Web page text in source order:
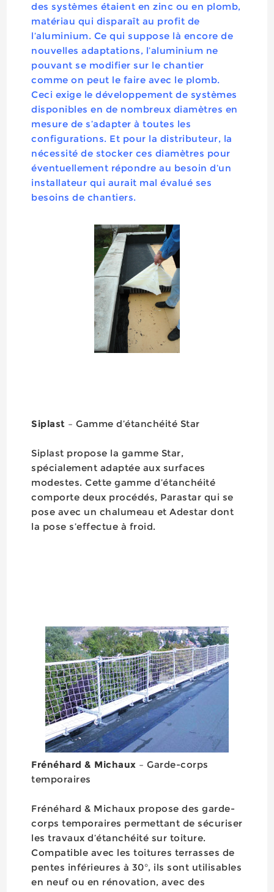
des systèmes étaient en zinc ou en plomb,
matériau qui disparaît au profit de
l’aluminium. Ce qui suppose là encore de
nouvelles adaptations, l’aluminium ne
pouvant se modifier sur le chantier
comme on peut le faire avec le plomb.
Ceci exige le développement de systèmes
disponibles en de nombreux diamètres en
mesure de s’adapter à toutes les
configurations. Et pour la distributeur, la
nécessité de stocker ces diamètres pour
éventuellement répondre au besoin d’un
installateur qui aurait mal évalué ses
besoins de chantiers.
Siplast – Gamme d’étanchéité Star
Siplast propose la gamme Star,
spécialement adaptée aux surfaces
modestes. Cette gamme d’étanchéité
comporte deux procédés, Parastar qui se
pose avec un chalumeau et Adestar dont
la pose s’effectue à froid.
Frénéhard & Michaux – Garde-corps
temporaires
Frénéhard & Michaux propose des garde-
corps temporaires permettant de sécuriser
les travaux d’étanchéité sur toiture.
Compatible avec les toitures terrasses de
pentes inférieures à 30°, ils sont utilisables
en neuf ou en rénovation, avec des